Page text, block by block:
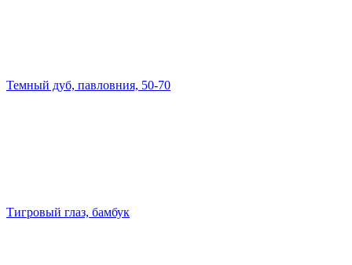
Темный дуб, павловния, 50-70
Тигровый глаз, бамбук